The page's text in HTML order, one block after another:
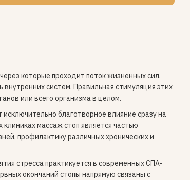
которые проходит поток жизненных сил.
систем. Правильная стимуляция этих
или всего организма в целом.
благотворное влияние сразу на
массаж стоп является частью
профилактику различных хронических и
стресса практикуется в современных СПА-
окончаний стопы напрямую связаны с